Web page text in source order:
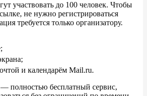
участвовать до 100 человек. Чтобы
не нужно регистрироваться
требуется только организатору.
и календарём Mail.ru.
— полностью бесплатный сервис,